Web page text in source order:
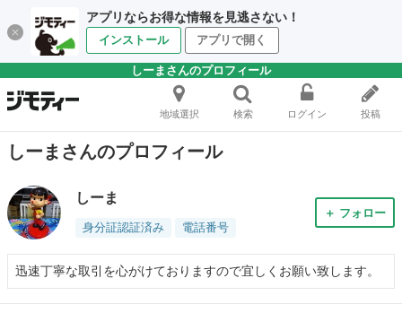
アプリならお得な情報を見逃さない！
インストール アプリで開く
しーまさんのプロフィール
地域選択 検索 ログイン 投稿
しーまさんのプロフィール
しーま
身分証認証済み 電話番号
＋ フォロー
迅速丁寧な取引を心がけておりますので宜しくお願い致します。